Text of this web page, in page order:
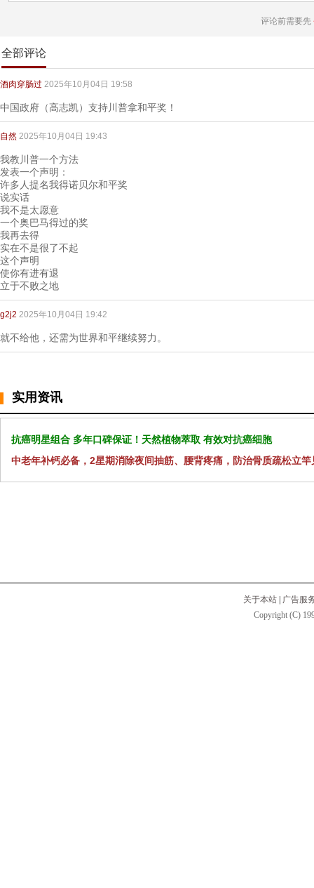
评论前需要先
全部评论
酒肉穿肠过 2025年10月04日 19:58
中国政府（高志凯）支持川普拿和平奖！
自然 2025年10月04日 19:43
我教川普一个方法
发表一个声明：
许多人提名我得诺贝尔和平奖
说实话
我不是太愿意
一个奥巴马得过的奖
我再去得
实在不是很了不起
这个声明
使你有进有退
立于不败之地
g2j2 2025年10月04日 19:42
就不给他，还需为世界和平继续努力。
实用资讯
抗癌明星组合 多年口碑保证！天然植物萃取 有效对抗癌细胞
中老年补钙必备，2星期消除夜间抽筋、腰背疼痛，防治骨质疏松立竿
关于本站
广告服
Copyright (C)